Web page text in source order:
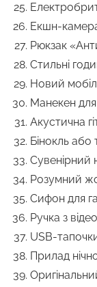
Екшн-
Рюкзак
Стильні
Новий
Манекен для
Акустична
Бінокль або
Сувенірний
Розумний
Сифон для
Ручка з
USB-тапочки
Прилад